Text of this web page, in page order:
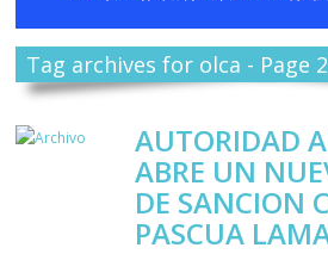
Tag archives for olca - Page 2
AUTORIDAD
ABRE UN
DE SANCION
PASCUA